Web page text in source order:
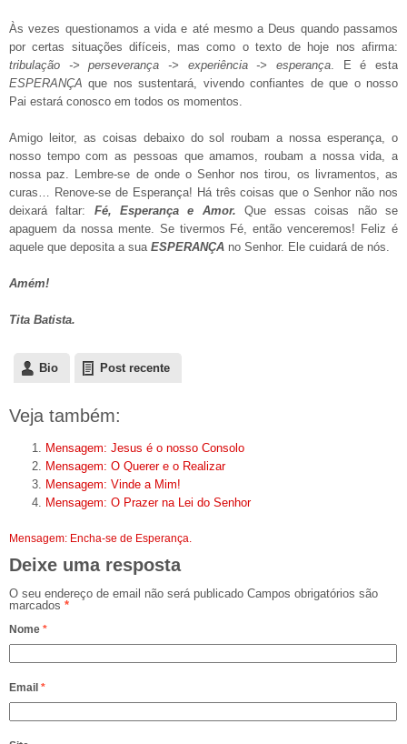
Às vezes questionamos a vida e até mesmo a Deus quando passamos
por certas situações difíceis, mas como o texto de hoje nos afirma:
tribulação -> perseverança -> experiência -> esperança . E é esta
ESPERANÇA que nos sustentará, vivendo confiantes de que o nosso
Pai estará conosco em todos os momentos.
Amigo leitor, as coisas debaixo do sol roubam a nossa esperança, o
nosso tempo com as pessoas que amamos, roubam a nossa vida, a
nossa paz. Lembre-se de onde o Senhor nos tirou, os livramentos, as
curas… Renove-se de Esperança! Há três coisas que o Senhor não nos
deixará faltar: Fé, Esperança e Amor. Que essas coisas não se
apaguem da nossa mente. Se tivermos Fé, então venceremos! Feliz é
aquele que deposita a sua ESPERANÇA no Senhor. Ele cuidará de nós.
Amém!
Tita Batista.
Bio Post recente
Veja também:
Mensagem: Jesus é o nosso Consolo
Mensagem: O Querer e o Realizar
Mensagem: Vinde a Mim!
Mensagem: O Prazer na Lei do Senhor
Mensagem: Encha-se de Esperança.
Deixe uma resposta
O seu endereço de email não será publicado Campos obrigatórios são
marcados *
Nome *
Email *